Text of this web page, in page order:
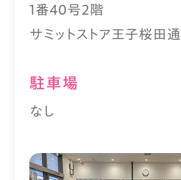
1番40号2階
サミットストア王子桜田
駐⾞場
なし